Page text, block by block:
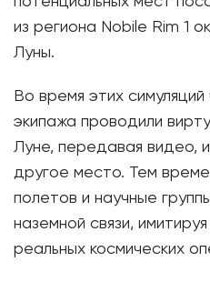
из региона Nobile Rim 1
Луны.
Во время этих
экипажа проводили
Луне, передавая видео,
другое место. Тем
полетов и научные
наземной связи,
реальных космических